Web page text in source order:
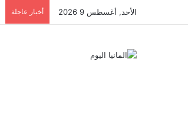
الأحد, أغسطس 9 2026 أخبار عاجلة